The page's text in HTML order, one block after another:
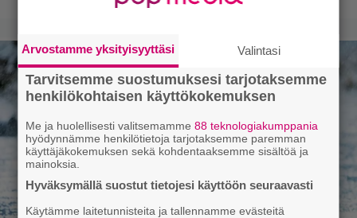
Arvostamme yksityisyyttäsi Valintasi
Tarvitsemme suostumuksesi tarjotaksemme
henkilökohtaisen käyttökokemuksen
Me ja huolellisesti valitsemamme88 teknologiakumppania
hyödynnämme henkilötietoja tarjotaksemme paremman
käyttäjäkokemuksen sekä kohdentaaksemme sisältöä ja
mainoksia.
Hyväksymällä suostut tietojesi käyttöön seuraavasti
Käytämme laitetunnisteita ja tallennamme evästeitä